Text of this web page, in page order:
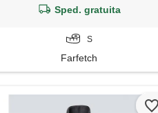
Sped. gratuita
S
Farfetch